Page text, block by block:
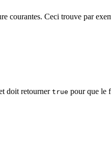
courantes. Ceci trouve par
doit retourner true pour que le